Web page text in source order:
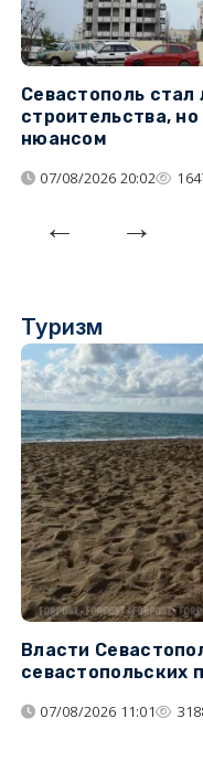
Севастополь
строительства,
нюансом
07/08/2026 20:02
Туризм
Власти
севастопольских
07/08/2026 11:01